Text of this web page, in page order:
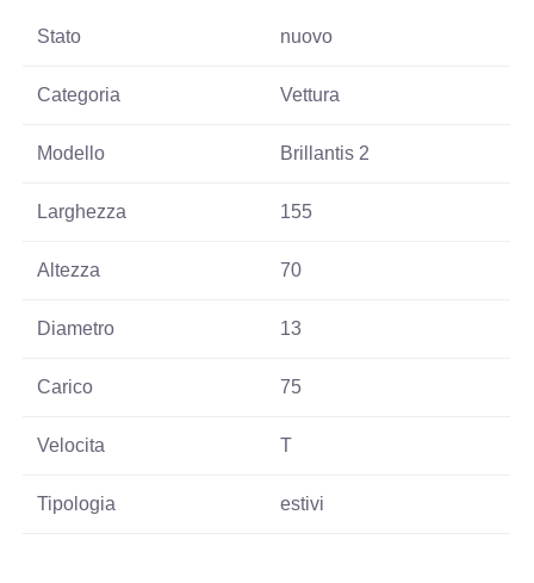
Stato nuovo
Categoria Vettura
Modello Brillantis 2
Larghezza 155
Altezza 70
Diametro 13
Carico 75
Velocita T
Tipologia estivi